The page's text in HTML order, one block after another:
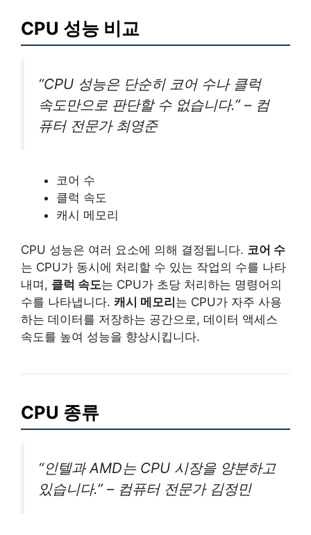
CPU 성능 비교
“CPU 성능은 단순히 코어 수나 클럭
속도만으로 판단할 수 없습니다.” – 컴
퓨터 전문가 최영준
코어 수
클럭 속도
캐시 메모리
CPU 성능은 여러 요소에 의해 결정됩니다. 코어 수
는 CPU가 동시에 처리할 수 있는 작업의 수를 나타
내며, 클럭 속도는 CPU가 초당 처리하는 명령어의
수를 나타냅니다. 캐시 메모리 는 CPU가 자주 사용
하는 데이터를 저장하는 공간으로, 데이터 액세스
속도를 높여 성능을 향상시킵니다.
CPU 종류
“인텔과 AMD는 CPU 시장을 양분하고
있습니다.” – 컴퓨터 전문가 김정민